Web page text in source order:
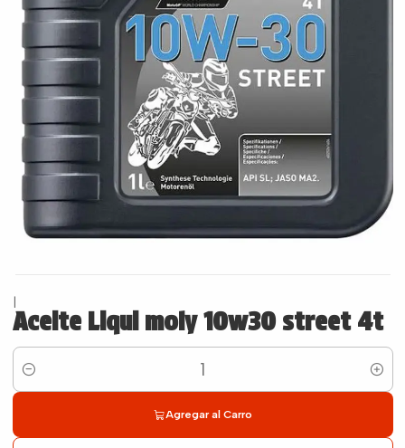
Aceite Liqui moly 10w30 street 4t
Cantidad
Agregar al Carro